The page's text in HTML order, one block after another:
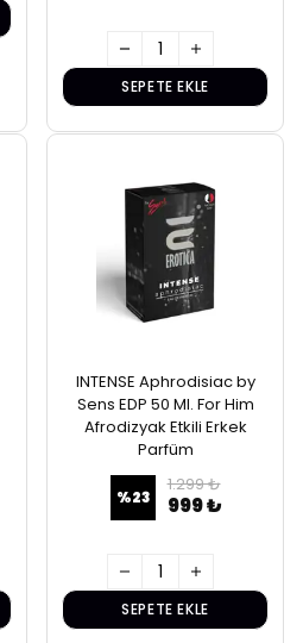
SEPETE EKLE
INTENSE Aphrodisiac by
Sens EDP 50 Ml. For Him
Afrodizyak Etkili Erkek
Parfüm
%23
1.299 ₺
999 ₺
SEPETE EKLE